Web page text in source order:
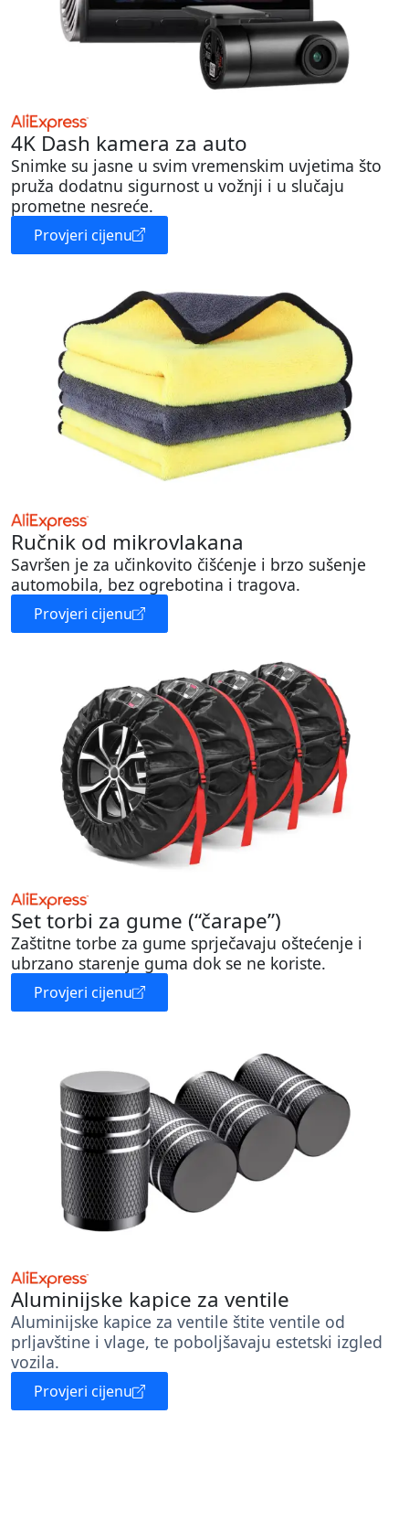
4K Dash kamera za auto
Snimke su jasne u svim vremenskim uvjetima što
pruža dodatnu sigurnost u vožnji i u slučaju
prometne nesreće.
Provjeri cijenu
Ručnik od mikrovlakana
Savršen je za učinkovito čišćenje i brzo sušenje
automobila, bez ogrebotina i tragova.
Provjeri cijenu
Set torbi za gume (“čarape”)
Zaštitne torbe za gume sprječavaju oštećenje i
ubrzano starenje guma dok se ne koriste.
Provjeri cijenu
Aluminijske kapice za ventile
Aluminijske kapice za ventile štite ventile od
prljavštine i vlage, te poboljšavaju estetski izgled
vozila.
Provjeri cijenu